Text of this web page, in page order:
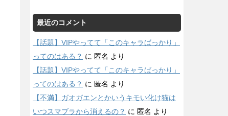
最近のコメント
【話題】VIPやってて「このキャラばっかり」
ってのはある？ に 匿名 より
【話題】VIPやってて「このキャラばっかり」
ってのはある？ に 匿名 より
【不満】ガオガエンとかいうキモい化け猫は
いつスマブラから消えるの？ に 匿名 より